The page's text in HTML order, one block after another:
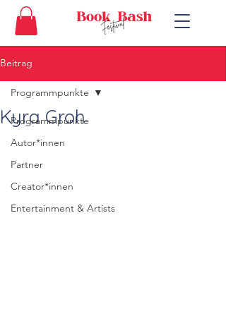
Beitrag
Programmpunkte
Autor*innen
Partner
Creator*innen
Entertainment & Artists
Programmpunkte
Kyra Groh